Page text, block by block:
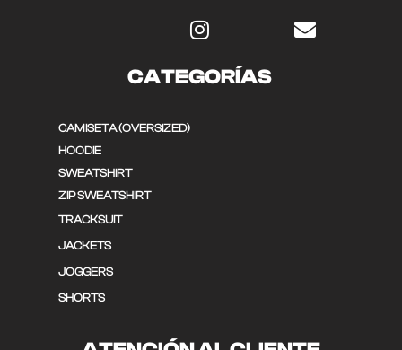
CATEGORÍAS
CAMISETA (OVERSIZED)
HOODIE
SWEATSHIRT
ZIP SWEATSHIRT
TRACKSUIT
JACKETS
JOGGERS
SHORTS